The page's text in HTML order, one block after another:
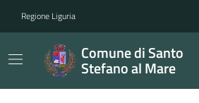
Regione Liguria
Comune di Santo
Stefano al Mare